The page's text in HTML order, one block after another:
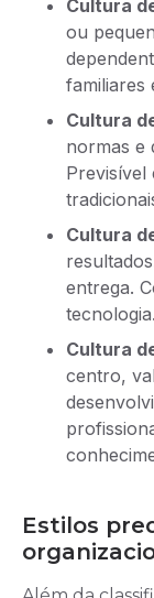
Cultura
ou
familiares
Cultura
normas e
Previsível
Cultura
entrega.
tecnologia.
Cultura
centro,
Estilos